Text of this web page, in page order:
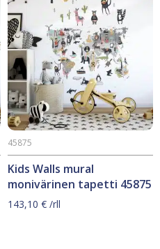
Kids Walls mural
monivärinen tapetti 45875
45875
143,10 € /rll